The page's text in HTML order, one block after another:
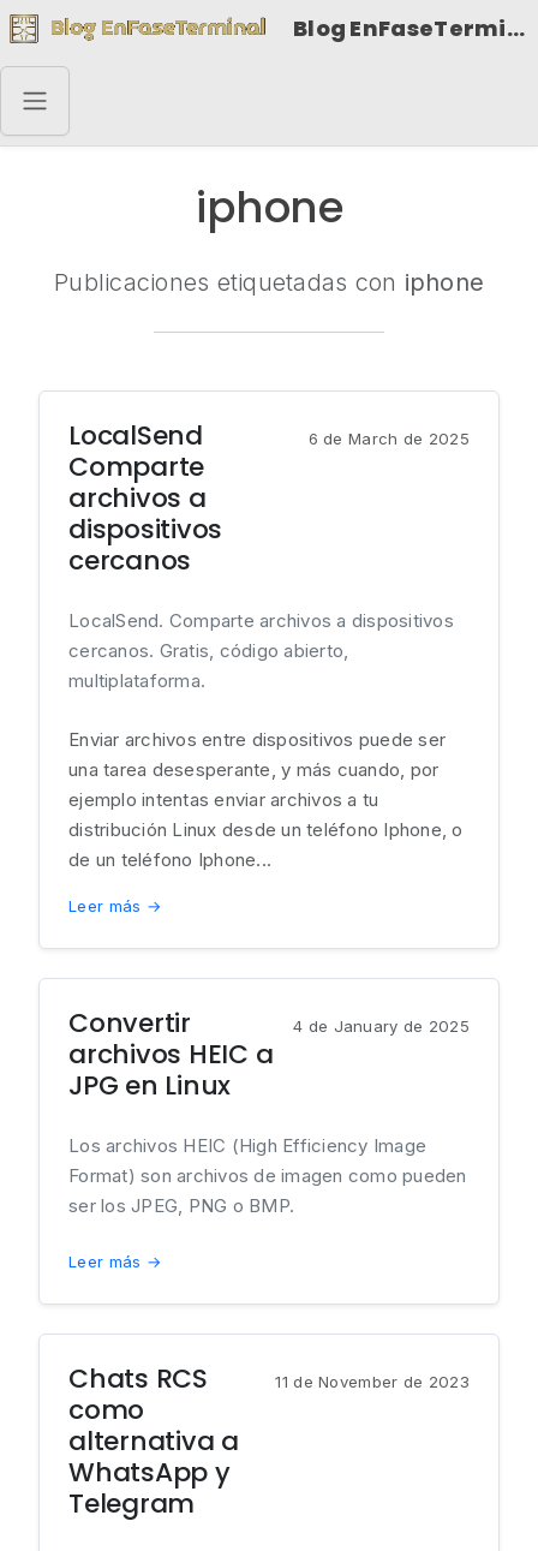
Blog EnFaseTerminal
iphone
Publicaciones etiquetadas con iphone
LocalSend
Comparte
archivos a
dispositivos
cercanos
6 de March de 2025
LocalSend. Comparte archivos a dispositivos
cercanos. Gratis, código abierto,
multiplataforma.
Enviar archivos entre dispositivos puede ser
una tarea desesperante, y más cuando, por
ejemplo intentas enviar archivos a tu
distribución Linux desde un teléfono Iphone, o
de un teléfono Iphone...
Leer más →
Convertir
archivos HEIC a
JPG en Linux
4 de January de 2025
Los archivos HEIC (High Efficiency Image
Format) son archivos de imagen como pueden
ser los JPEG, PNG o BMP.
Leer más →
Chats RCS
como
alternativa a
WhatsApp y
Telegram
11 de November de 2023